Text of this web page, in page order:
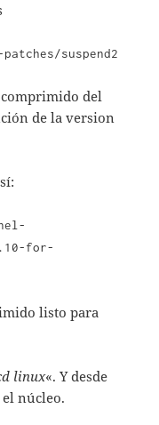
suspend2
del
de la version
for-
listo para
linux«. Y desde
núcleo.